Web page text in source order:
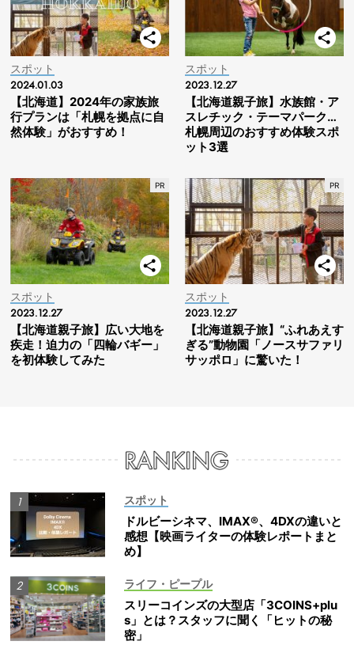
スポット
2024.01.03
【北海道】2024年の家族旅
行プランは「札幌を拠点に自
然体験」がおすすめ！
スポット
2023.12.27
【北海道親子旅】水族館・ア
スレチック・テーマパーク…
札幌周辺のおすすめ体験スポ
ット3選
スポット
2023.12.27
【北海道親子旅】広い大地を
疾走！迫力の「四輪バギー」
を初体験してみた
スポット
2023.12.27
【北海道親子旅】“ふれあえす
ぎる”動物園「ノースサファリ
サッポロ」に驚いた！
スポット
ドルビーシネマ、IMAX®、4DXの違いと
感想【映画ライターの体験レポートまと
め】
ライフ・ピープル
スリーコインズの大型店「3COINS+plu
s」とは？スタッフに聞く「ヒットの秘
密」